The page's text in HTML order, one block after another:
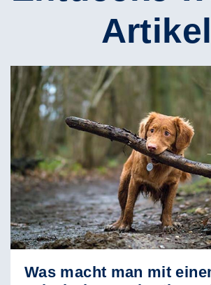
Artikel
Was macht man mit